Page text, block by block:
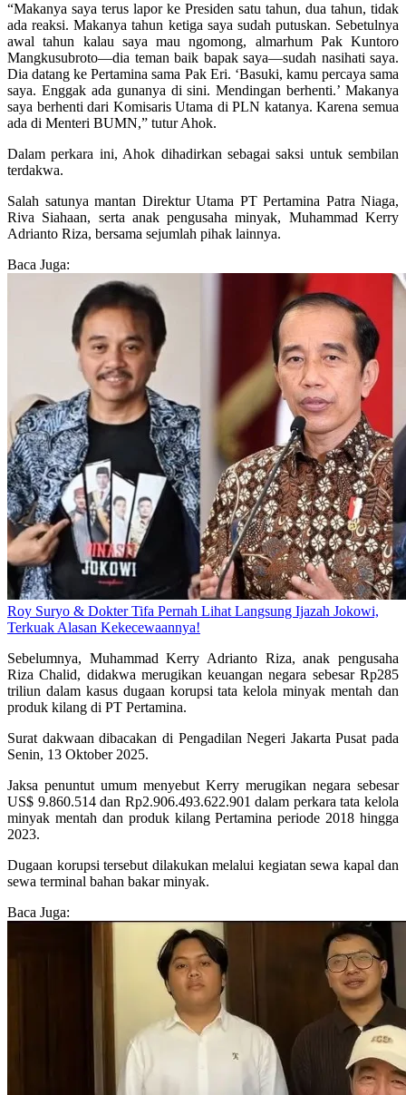
“Makanya saya terus lapor ke Presiden satu tahun, dua tahun, tidak
ada reaksi. Makanya tahun ketiga saya sudah putuskan. Sebetulnya
awal tahun kalau saya mau ngomong, almarhum Pak Kuntoro
Mangkusubroto—dia teman baik bapak saya—sudah nasihati saya.
Dia datang ke Pertamina sama Pak Eri. ‘Basuki, kamu percaya sama
saya. Enggak ada gunanya di sini. Mendingan berhenti.’ Makanya
saya berhenti dari Komisaris Utama di PLN katanya. Karena semua
ada di Menteri BUMN,” tutur Ahok.
Dalam perkara ini, Ahok dihadirkan sebagai saksi untuk sembilan
terdakwa.
Salah satunya mantan Direktur Utama PT Pertamina Patra Niaga,
Riva Siahaan, serta anak pengusaha minyak, Muhammad Kerry
Adrianto Riza, bersama sejumlah pihak lainnya.
Baca Juga:
Roy Suryo & Dokter Tifa Pernah Lihat Langsung Ijazah Jokowi,
Terkuak Alasan Kekecewaannya!
Sebelumnya, Muhammad Kerry Adrianto Riza, anak pengusaha
Riza Chalid, didakwa merugikan keuangan negara sebesar Rp285
triliun dalam kasus dugaan korupsi tata kelola minyak mentah dan
produk kilang di PT Pertamina.
Surat dakwaan dibacakan di Pengadilan Negeri Jakarta Pusat pada
Senin, 13 Oktober 2025.
Jaksa penuntut umum menyebut Kerry merugikan negara sebesar
US$ 9.860.514 dan Rp2.906.493.622.901 dalam perkara tata kelola
minyak mentah dan produk kilang Pertamina periode 2018 hingga
2023.
Dugaan korupsi tersebut dilakukan melalui kegiatan sewa kapal dan
sewa terminal bahan bakar minyak.
Baca Juga: